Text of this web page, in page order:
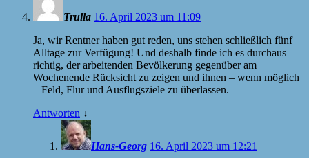
Trulla 16. April 2023 um 11:09
Ja, wir Rentner haben gut reden, uns stehen schließlich fünf
Alltage zur Verfügung! Und deshalb finde ich es durchaus
richtig, der arbeitenden Bevölkerung gegenüber am
Wochenende Rücksicht zu zeigen und ihnen – wenn möglich
– Feld, Flur und Ausflugsziele zu überlassen.
Antworten ↓
Hans-Georg 16. April 2023 um 12:21